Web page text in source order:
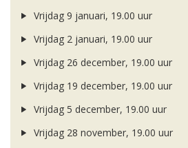
Vrijdag 9 januari, 19.00 uur
Vrijdag 2 januari, 19.00 uur
Vrijdag 26 december, 19.00 uur
Vrijdag 19 december, 19.00 uur
Vrijdag 5 december, 19.00 uur
Vrijdag 28 november, 19.00 uur